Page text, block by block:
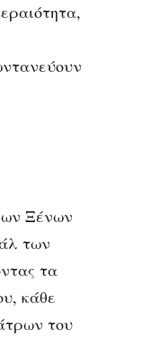
Ξένων
των
τα
κάθε
του